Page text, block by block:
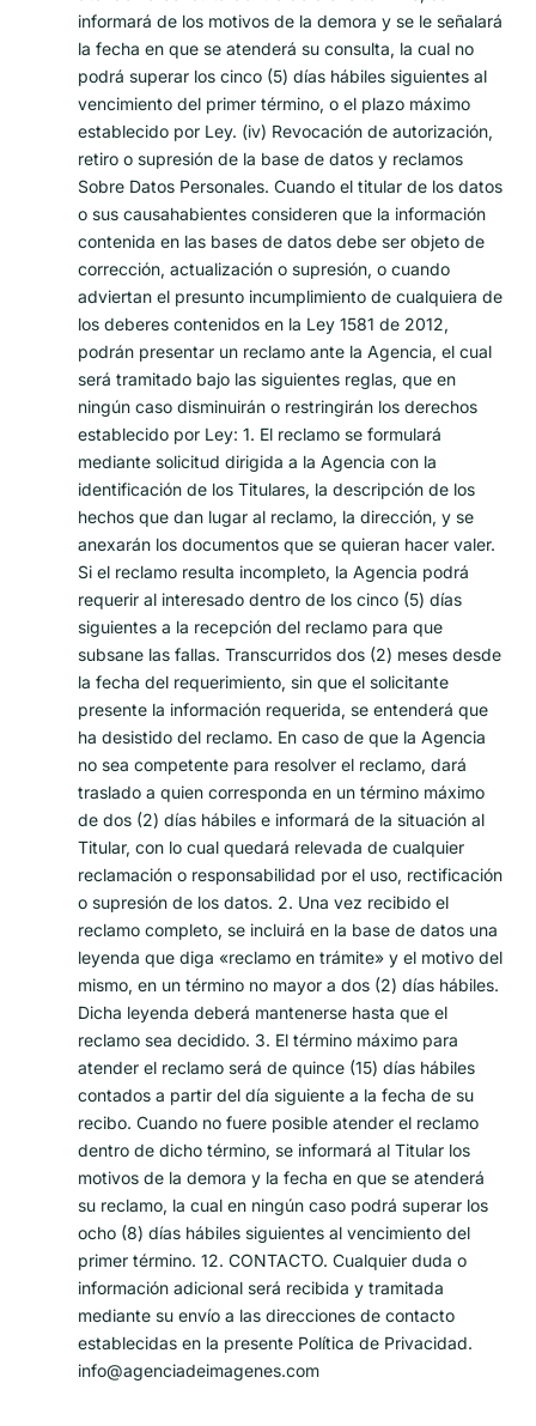
informará de los motivos de la demora y se le señalará
la fecha en que se atenderá su consulta, la cual no
podrá superar los cinco (5) días hábiles siguientes al
vencimiento del primer término, o el plazo máximo
establecido por Ley. (iv) Revocación de autorización,
retiro o supresión de la base de datos y reclamos
Sobre Datos Personales. Cuando el titular de los datos
o sus causahabientes consideren que la información
contenida en las bases de datos debe ser objeto de
corrección, actualización o supresión, o cuando
adviertan el presunto incumplimiento de cualquiera de
los deberes contenidos en la Ley 1581 de 2012,
podrán presentar un reclamo ante la Agencia, el cual
será tramitado bajo las siguientes reglas, que en
ningún caso disminuirán o restringirán los derechos
establecido por Ley: 1. El reclamo se formulará
mediante solicitud dirigida a la Agencia con la
identificación de los Titulares, la descripción de los
hechos que dan lugar al reclamo, la dirección, y se
anexarán los documentos que se quieran hacer valer.
Si el reclamo resulta incompleto, la Agencia podrá
requerir al interesado dentro de los cinco (5) días
siguientes a la recepción del reclamo para que
subsane las fallas. Transcurridos dos (2) meses desde
la fecha del requerimiento, sin que el solicitante
presente la información requerida, se entenderá que
ha desistido del reclamo. En caso de que la Agencia
no sea competente para resolver el reclamo, dará
traslado a quien corresponda en un término máximo
de dos (2) días hábiles e informará de la situación al
Titular, con lo cual quedará relevada de cualquier
reclamación o responsabilidad por el uso, rectificación
o supresión de los datos. 2. Una vez recibido el
reclamo completo, se incluirá en la base de datos una
leyenda que diga «reclamo en trámite» y el motivo del
mismo, en un término no mayor a dos (2) días hábiles.
Dicha leyenda deberá mantenerse hasta que el
reclamo sea decidido. 3. El término máximo para
atender el reclamo será de quince (15) días hábiles
contados a partir del día siguiente a la fecha de su
recibo. Cuando no fuere posible atender el reclamo
dentro de dicho término, se informará al Titular los
motivos de la demora y la fecha en que se atenderá
su reclamo, la cual en ningún caso podrá superar los
ocho (8) días hábiles siguientes al vencimiento del
primer término. 12. CONTACTO. Cualquier duda o
información adicional será recibida y tramitada
mediante su envío a las direcciones de contacto
establecidas en la presente Política de Privacidad.
info@agenciadeimagenes.com